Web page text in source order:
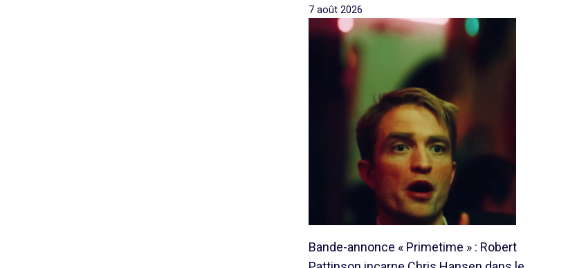
7 août 2026
Bande-annonce « Primetime » : Robert